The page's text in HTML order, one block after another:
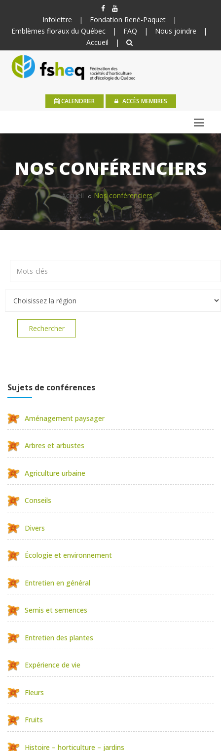
Infolettre | Fondation René-Paquet
|
Emblèmes floraux du Québec
| FAQ | Nous joindre
|
Accueil
|
CALENDRIER ACCÈS MEMBRES
NOS CONFÉRENCIERS
Accueil Nos conférenciers
Rechercher
Sujets de conférences
Aménagement paysager
Arbres et arbustes
Agriculture urbaine
Conseils
Divers
Écologie et environnement
Entretien en général
Semis et semences
Entretien des plantes
Expérience de vie
Fleurs
Fruits
Histoire – horticulture – jardins